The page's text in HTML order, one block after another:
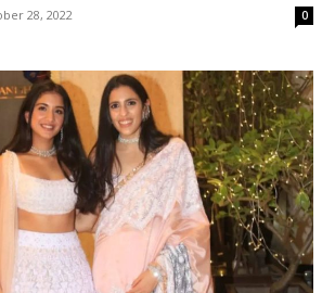
28, 2022 0